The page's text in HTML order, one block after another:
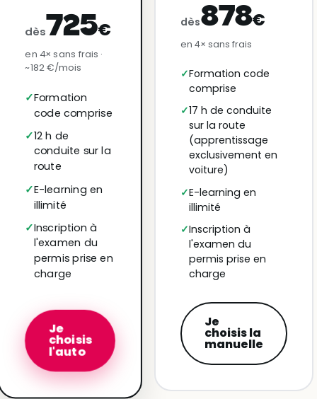
dès725€
en 4× sans frais ·
~182 €/mois
Formation
code comprise
12 h de
conduite sur la
route
E-learning en
illimité
Inscription à
l'examen du
permis prise en
charge
Je
choisis
l'auto
dès878€
en 4× sans frais
Formation code
comprise
17 h de conduite
sur la route
(apprentissage
exclusivement en
voiture)
E-learning en
illimité
Inscription à
l'examen du
permis prise en
charge
Je
choisis la
manuelle